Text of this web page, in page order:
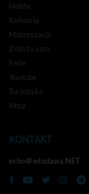
Hobby
Kulinaria
Motoryzacja
Zrób to sam
Ferie
Youtube
Turystyka
Afisz
KONTAKT
echo＠wlodawa.NET